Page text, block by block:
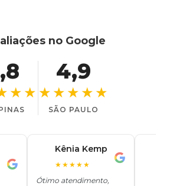
no Google
4,9
★★★★★
SÃO PAULO
Kênia Kemp
★★★★★
Ótimo atendimento,